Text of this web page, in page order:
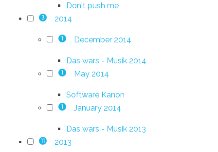
Don't push me
3 2014
1 December 2014
Das wars - Musik 2014
1 May 2014
Software Kanon
1 January 2014
Das wars - Musik 2013
11 2013